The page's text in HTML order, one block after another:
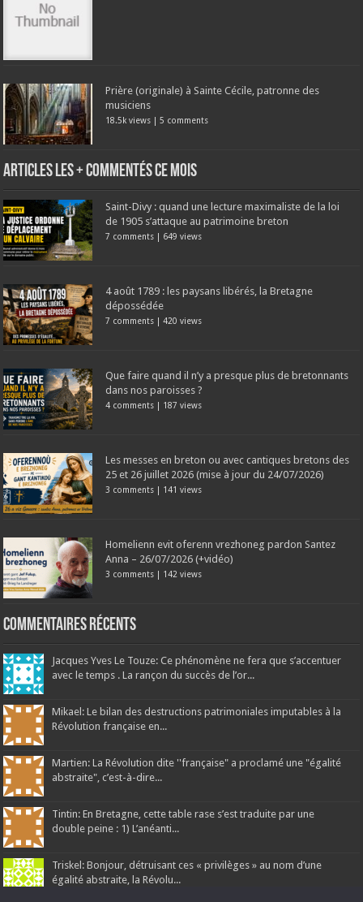
Prière (originale) à Sainte Cécile, patronne des
musiciens
18.5k views |5 comments
Articles les + commentés ce mois
Saint-Divy : quand une lecture maximaliste de la loi
de 1905 s’attaque au patrimoine breton
7 comments 649 views
4 août 1789 : les paysans libérés, la Bretagne
dépossédée
7 comments |420 views
Que faire quand il n’y a presque plus de bretonnants
dans nos paroisses ?
4 comments 187 views
Les messes en breton ou avec cantiques bretons des
25 et 26 juillet 2026 (mise à jour du 24/07/2026)
3 comments 141 views
Homelienn evit oferenn vrezhoneg pardon Santez
Anna – 26/07/2026 (+vidéo)
3 comments 142 views
Commentaires récents
Jacques Yves Le Touze: Ce phénomène ne fera que s’accentuer
avec le temps . La rançon du succès de l’or...
Mikael: Le bilan des destructions patrimoniales imputables à la
Révolution française en...
Martien: La Révolution dite ''française" a proclamé une "égalité
abstraite", c’est-à-dire...
Tintin: En Bretagne, cette table rase s’est traduite par une
double peine : 1) L’anéanti...
Triskel: Bonjour, détruisant ces « privilèges » au nom d’une
égalité abstraite, la Révolu...